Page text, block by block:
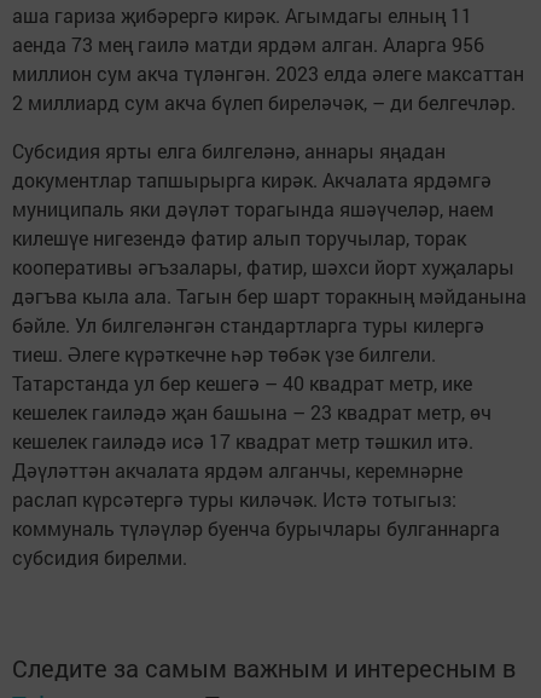
аша гариза җибәрергә кирәк. Агымдагы елның 11
аенда 73 мең гаилә матди ярдәм алган. Аларга 956
миллион сум акча түләнгән. 2023 елда әлеге максаттан
2 миллиард сум акча бүлеп биреләчәк, – ди белгечләр.
Субсидия ярты елга билгеләнә, аннары яңадан
документлар тапшырырга кирәк. Акчалата ярдәмгә
муниципаль яки дәүләт торагында яшәүчеләр, наем
килешүе нигезендә фатир алып торучылар, торак
кооперативы әгъзалары, фатир, шәхси йорт хуҗалары
дәгъва кыла ала. Тагын бер шарт торакның мәйданына
бәйле. Ул билгеләнгән стандартларга туры килергә
тиеш. Әлеге күрәткечне һәр төбәк үзе билгели.
Татарстанда ул бер кешегә – 40 квадрат метр, ике
кешелек гаиләдә җан башына – 23 квадрат метр, өч
кешелек гаиләдә исә 17 квадрат метр тәшкил итә.
Дәүләттән акчалата ярдәм алганчы, керемнәрне
раслап күрсәтергә туры киләчәк. Истә тотыгыз:
коммуналь түләүләр буенча бурычлары булганнарга
субсидия бирелми.
Следите за самым важным и интересным в